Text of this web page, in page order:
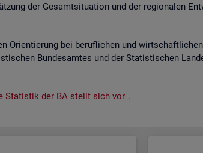
der Ge­samt­si­tua­ti­on und der re­gio­na­len
Ori­en­tie­rung bei be­ruf­li­chen und
Bun­des­am­tes und der Sta­tis­ti­schen
Sta­tis­tik der BA stellt sich vor".